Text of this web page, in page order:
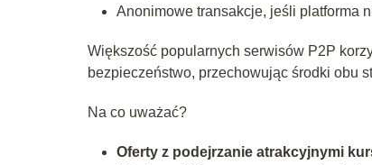
Anonimowe transakcje, jeśli platforma
Większość popularnych serwisów P2P
bezpieczeństwo, przechowując środki obu
Na co uważać?
Oferty z podejrzanie atrakcyjnymi